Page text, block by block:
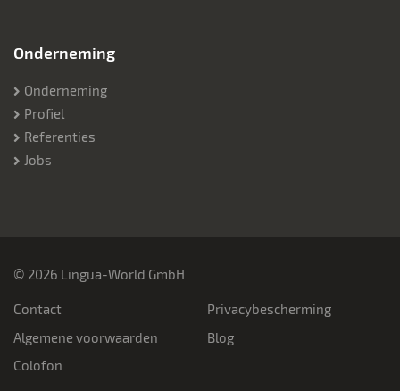
Onderneming
Onderneming
Profiel
Referenties
Jobs
© 2026 Lingua-World GmbH
Contact
Algemene voorwaarden
Colofon
Privacybescherming
Blog